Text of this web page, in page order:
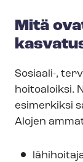
Mitä
Sosiaali-,
hoitoaloiksi.
esimerkiksi
Alojen